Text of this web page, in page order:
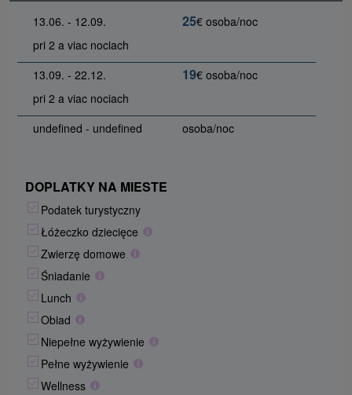
13.06. - 12.09. 25€ osoba/noc
pri 2 a viac nociach
13.09. - 22.12. 19€ osoba/noc
pri 2 a viac nociach
undefined - undefined osoba/noc
DOPLATKY NA MIESTE
Podatek turystyczny
Łóżeczko dziecięce
Zwierzę domowe
Śniadanie
Lunch
Obiad
Niepełne wyżywienie
Pełne wyżywienie
Wellness